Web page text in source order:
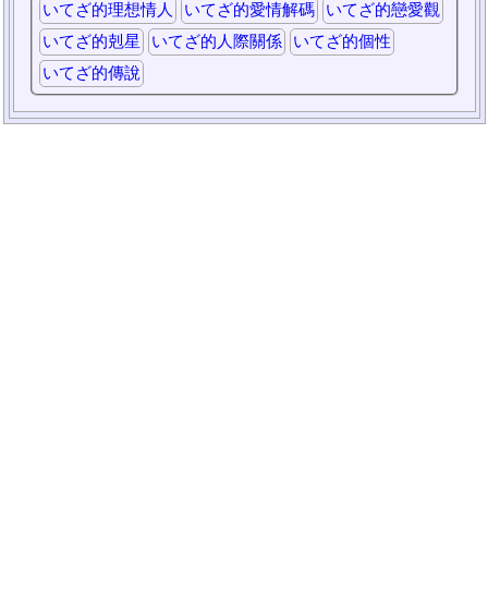
いてざ的理想情人
いてざ的愛情解碼
いてざ的戀愛觀
いてざ的剋星
いてざ的人際關係
いてざ的個性
いてざ的傳說